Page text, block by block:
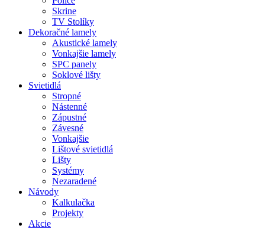
Skrine
TV Stolíky
Dekoračné lamely
Akustické lamely
Vonkajšie lamely
SPC panely
Soklové lišty
Svietidlá
Stropné
Nástenné
Zápustné
Závesné
Vonkajšie
Lištové svietidlá
Lišty
Systémy
Nezaradené
Návody
Kalkulačka
Projekty
Akcie